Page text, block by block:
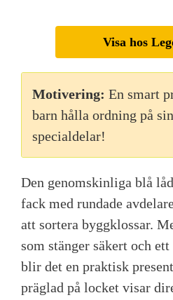
Visa hos
Motivering: En smart
barn hålla ordning på
specialdelar!
Den genomskinliga blå
fack med rundade
att sortera byggklossar.
som stänger säkert och
blir det en praktisk
präglad på locket visar